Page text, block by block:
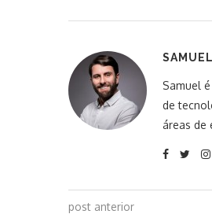
Samuel
de
áreas de
post anterior